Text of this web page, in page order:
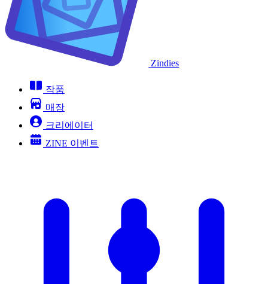
Zindies
작품
매장
크리에이터
ZINE 이벤트